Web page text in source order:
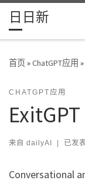
Skip to content
日日新
首页»ChatGPT应用 »
CHATGPT应用
ExitGPT
来自 dailyAI | 已发
Conversational